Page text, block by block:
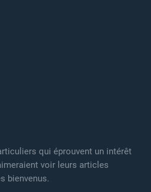
qui éprouvent un intérêt
voir leurs articles
bienvenus.